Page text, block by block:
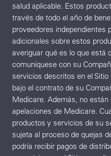
salud aplicable. Estos
través de todo el año de
proveedores independientes
adicionales sobre estos
averiguar qué es lo que está
comuníquese con su
servicios descritos en el
bajo el contrato de su
Medicare. Además, no
apelaciones de Medicare.
productos y servicios de su
sujeta al proceso de quejas
podría recibir pagos de